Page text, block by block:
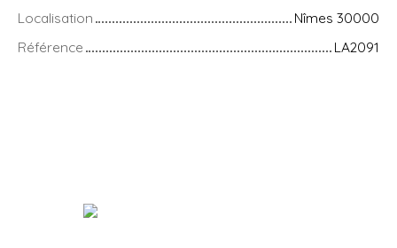
Localisation
Nîmes 30000
Référence
LA2091